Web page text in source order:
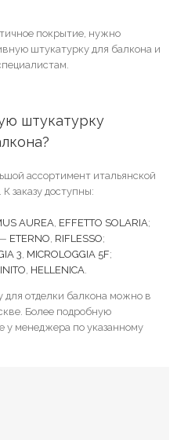
покрытие, нужно
штукатурку для балкона и
ассортимент итальянской
заказу доступны:
AUREA EFFETTO SOLARIA;
ETERNO RIFLESSO;
3 MICROLOGGIA 5F;
HELLENICA
для отделки балкона можно в
Более подробную
у менеджера по указанному